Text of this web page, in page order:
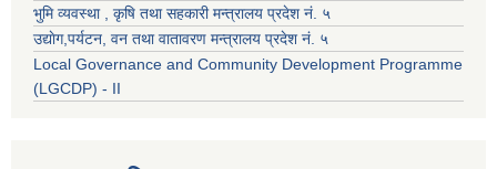
भुमि व्यवस्था , कृषि तथा सहकारी मन्त्रालय प्रदेश नं. ५
उद्याेग,पर्यटन, वन तथा वातावरण मन्त्रालय प्रदेश नं. ५
Local Governance and Community Development Programme
(LGCDP) - II